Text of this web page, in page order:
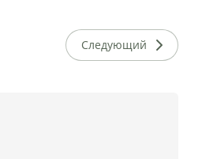
Следующий